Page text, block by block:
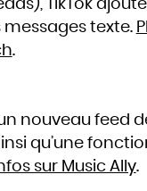
TikTok
texte.
.
nouveau feed
qu’une
sur Music Ally.